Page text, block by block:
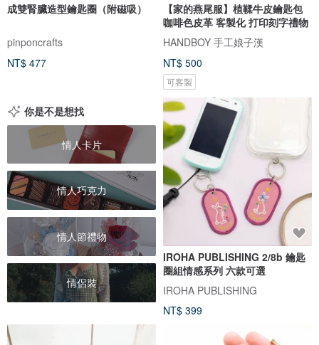
成雙腎臟造型鑰匙圈（附磁吸）
pinponcrafts
NT$ 477
【家的燕尾服】植鞣牛皮鑰匙包
咖啡色皮革 客製化 打印刻字禮物
HANDBOY 手工娘子漢
NT$ 500
可客製
你是不是想找
情人卡片
情人巧克力
情人節禮物
情侶裝
IROHA PUBLISHING 2/8b 鑰匙
圈組情感系列 六款可選
IROHA PUBLISHING
NT$ 399